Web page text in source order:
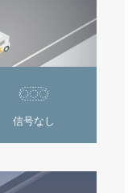
信号なし